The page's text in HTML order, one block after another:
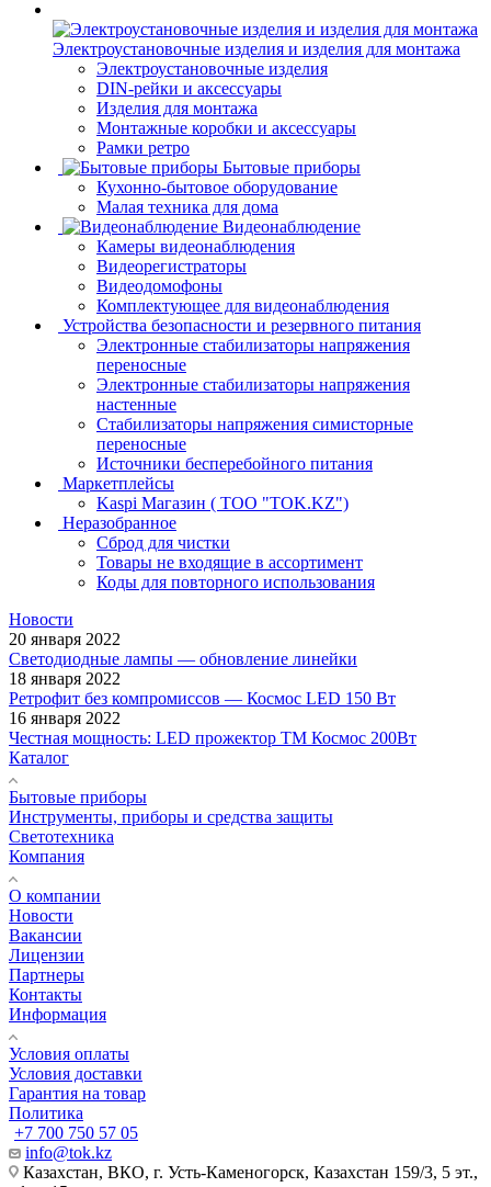
Электроустановочные изделия и изделия для монтажа
Электроустановочные изделия
DIN-рейки и аксессуары
Изделия для монтажа
Монтажные коробки и аксессуары
Рамки ретро
Бытовые приборы
Кухонно-бытовое оборудование
Малая техника для дома
Видеонаблюдение
Камеры видеонаблюдения
Видеорегистраторы
Видеодомофоны
Комплектующее для видеонаблюдения
Устройства безопасности и резервного питания
Электронные стабилизаторы напряжения
переносные
Электронные стабилизаторы напряжения
настенные
Стабилизаторы напряжения симисторные
переносные
Источники бесперебойного питания
Маркетплейсы
Kaspi Магазин ( ТОО "TOK.KZ")
Неразобранное
Сброд для чистки
Товары не входящие в ассортимент
Коды для повторного использования
Новости
20 января 2022
Светодиодные лампы — обновление линейки
18 января 2022
Ретрофит без компромиссов — Космос LED 150 Вт
16 января 2022
Честная мощность: LED прожектор ТМ Космос 200Вт
Каталог
Бытовые приборы
Инструменты, приборы и средства защиты
Светотехника
Компания
О компании
Новости
Вакансии
Лицензии
Партнеры
Контакты
Информация
Условия оплаты
Условия доставки
Гарантия на товар
Политика
+7 700 750 57 05
info@tok.kz
Казахстан, ВКО, г. Усть-Каменогорск, Казахстан 159/3, 5 эт.,